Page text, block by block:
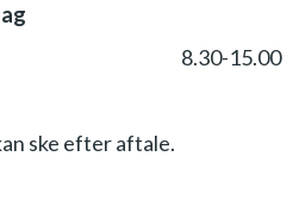
8.30-15.00
ske efter aftale.